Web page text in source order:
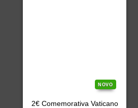
NOVO
2€ Comemorativa Vaticano